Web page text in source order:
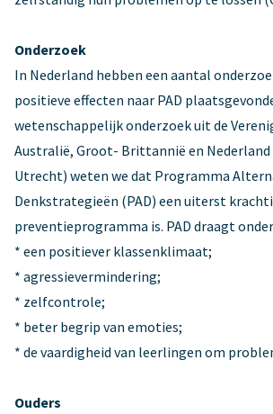
Onderzoek
In Nederland hebben een aantal
positieve effecten naar PAD
wetenschappelijk onderzoek uit de
Australië, Groot- Brittannië en
Utrecht) weten we dat Programma
Denkstrategieën (PAD) een uiterst
preventieprogramma is. PAD draagt
* een positiever klassenklimaat;
* agressievermindering;
* zelfcontrole;
* beter begrip van emoties;
* de vaardigheid van leerlingen om
Ouders